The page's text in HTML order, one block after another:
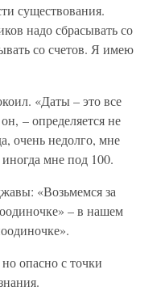
существования.
надо сбрасывать со
со счетов. Я имею
«Даты – это все
– определяется не
очень недолго, мне
мне под 100.
«Возьмемся за
– в нашем
опасно с точки